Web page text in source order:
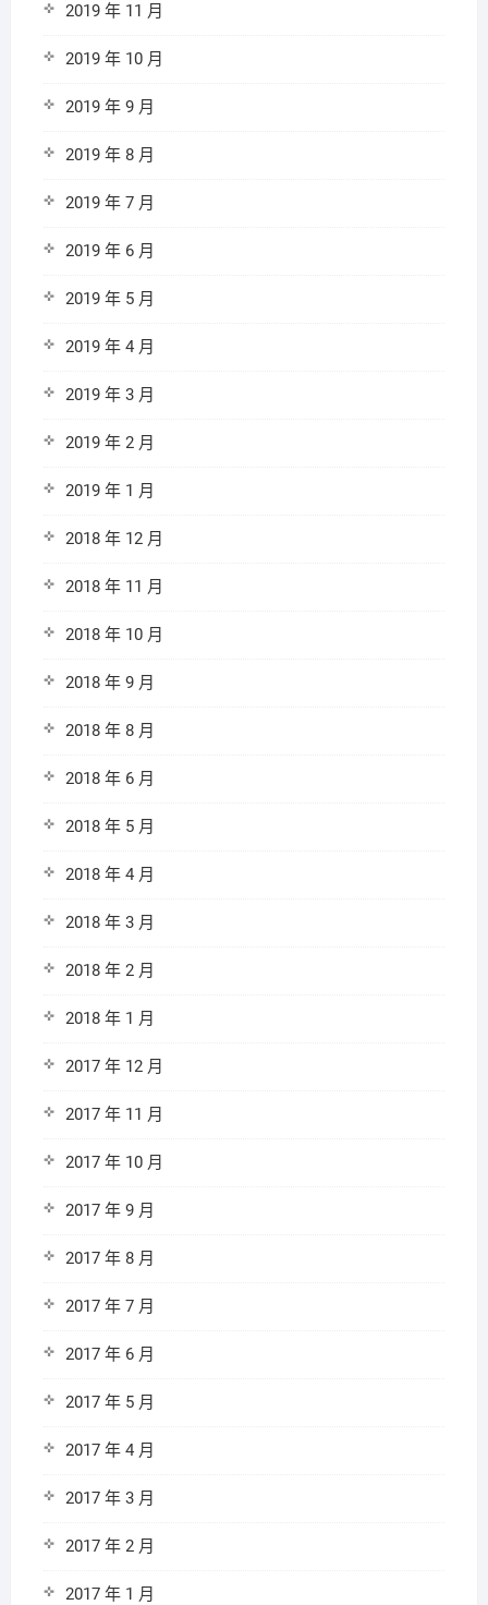
2019 年 11 月
2019 年 10 月
2019 年 9 月
2019 年 8 月
2019 年 7 月
2019 年 6 月
2019 年 5 月
2019 年 4 月
2019 年 3 月
2019 年 2 月
2019 年 1 月
2018 年 12 月
2018 年 11 月
2018 年 10 月
2018 年 9 月
2018 年 8 月
2018 年 6 月
2018 年 5 月
2018 年 4 月
2018 年 3 月
2018 年 2 月
2018 年 1 月
2017 年 12 月
2017 年 11 月
2017 年 10 月
2017 年 9 月
2017 年 8 月
2017 年 7 月
2017 年 6 月
2017 年 5 月
2017 年 4 月
2017 年 3 月
2017 年 2 月
2017 年 1 月